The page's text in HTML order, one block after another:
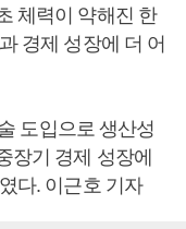
체력이 약해진 한
경제 성장에 더 어
도입으로 생산성
장기 경제 성장에
다. 이근호 기자